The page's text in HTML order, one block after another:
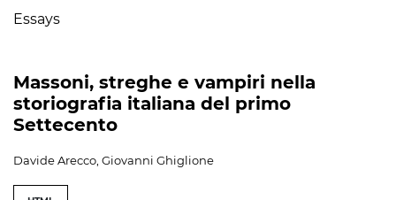
Essays
Massoni, streghe e vampiri nella
storiografia italiana del primo
Settecento
Davide Arecco, Giovanni Ghiglione